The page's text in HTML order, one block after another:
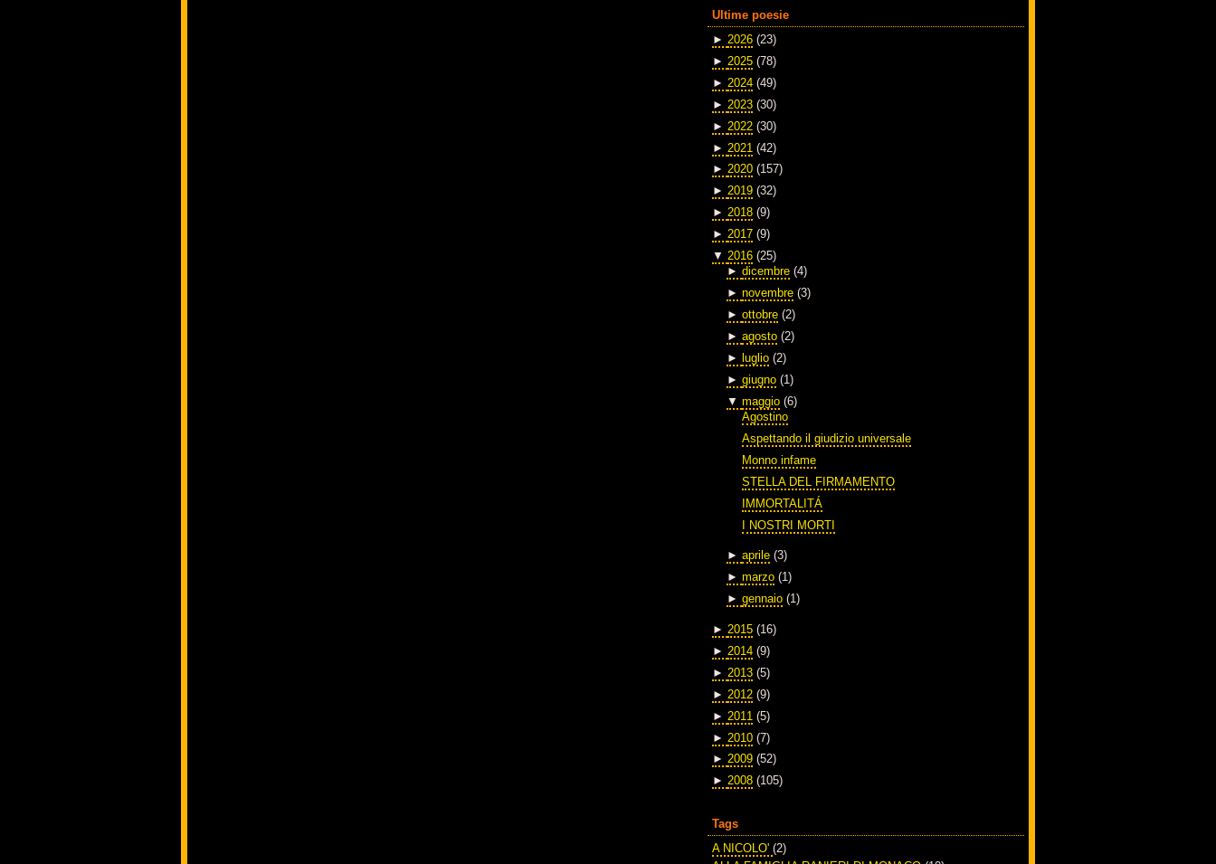
Ultime poesie
► 2026 (23)
► 2025 (78)
► 2024 (49)
► 2023 (30)
► 2022 (30)
► 2021 (42)
► 2020 (157)
► 2019 (32)
► 2018 (9)
► 2017 (9)
▼ 2016 (25)
► dicembre (4)
► novembre (3)
► ottobre (2)
► agosto (2)
►
luglio (2)
► giugno (1)
▼ maggio (6)
Agostino
Aspettando il giudizio universale
Monno infame
STELLA DEL FIRMAMENTO
IMMORTALITÁ
I NOSTRI MORTI
► aprile (3)
► marzo (1)
► gennaio (1)
► 2015 (16)
► 2014 (9)
► 2013 (5)
► 2012 (9)
► 2011 (5)
► 2010 (7)
► 2009 (52)
► 2008 (105)
Tags
A NICOLO' (2)